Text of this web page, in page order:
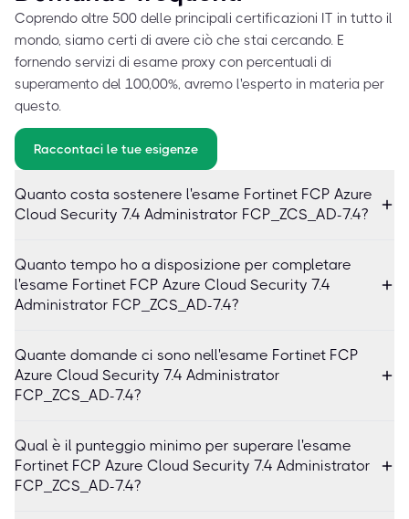
Coprendo oltre 500 delle principali certificazioni IT in tutto il
mondo, siamo certi di avere ciò che stai cercando. E
fornendo servizi di esame proxy con percentuali di
superamento del 100,00%, avremo l'esperto in materia per
questo.
Raccontaci le tue esigenze
Quanto costa sostenere l'esame Fortinet FCP Azure
Cloud Security 7.4 Administrator FCP_ZCS_AD-7.4?
Quanto tempo ho a disposizione per completare
l'esame Fortinet FCP Azure Cloud Security 7.4
Administrator FCP_ZCS_AD-7.4?
Quante domande ci sono nell'esame Fortinet FCP
Azure Cloud Security 7.4 Administrator
FCP_ZCS_AD-7.4?
Qual è il punteggio minimo per superare l'esame
Fortinet FCP Azure Cloud Security 7.4 Administrator
FCP_ZCS_AD-7.4?